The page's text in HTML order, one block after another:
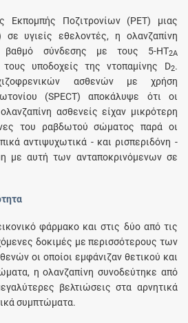
Εκπομπής Ποζιτρονίων (PET) μιας
υγιείς εθελοντές, η ολανζαπίνη
βαθμό σύνδεσης με τους 5-HT2A
υποδοχείς της ντοπαμίνης D2.
ασθενών με χρήση
(SPECT) αποκάλυψε ότι οι
ασθενείς είχαν μικρότερη
του ραβδωτού σώματος παρά οι
αντιψυχωτικά - και ρισπεριδόνη -
με αυτή των ανταποκρινόμενων σε
φάρμακο και στις δύο από τις
δοκιμές με περισσότερους των
οι οποίοι εμφάνιζαν θετικού και
η ολανζαπίνη συνοδεύτηκε από
βελτιώσεις στα αρνητικά
συμπτώματα.